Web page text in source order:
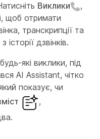
Виклики
,
, щоб отримати
транскрипції та
дзвінків.
які виклики, під
AI Assistant, чітко
показує, чи
,